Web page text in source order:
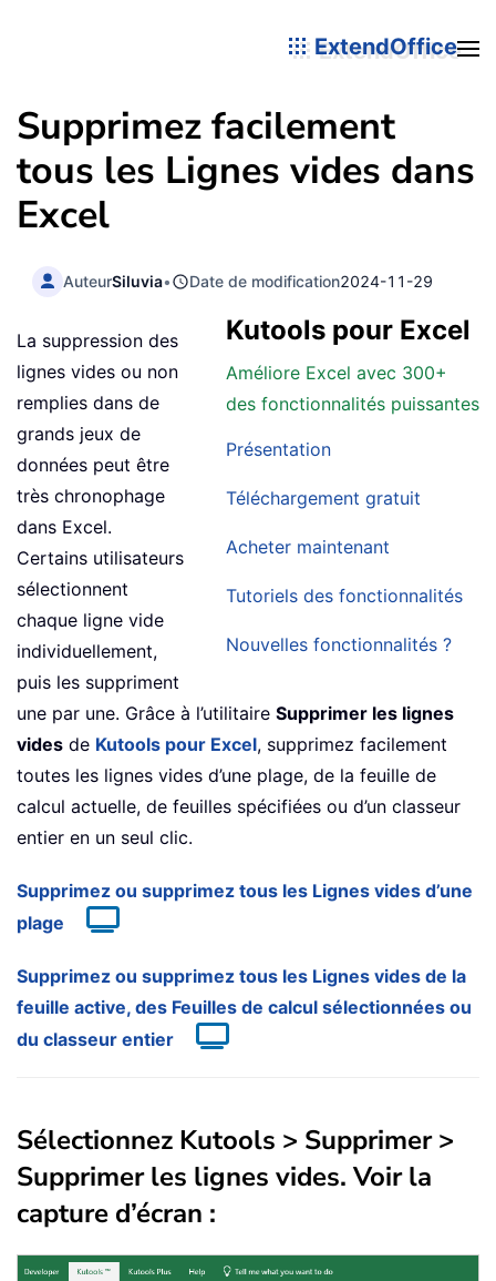
ExtendOffice
Supprimez facilement
tous les Lignes vides dans
Excel
AuteurSiluvia• Date de modification2024-11-29
Kutools pour Excel
Améliore Excel avec 300+
des fonctionnalités puissantes
Présentation
Téléchargement gratuit
Acheter maintenant
Tutoriels des fonctionnalités
Nouvelles fonctionnalités ?
La suppression des
lignes vides ou non
remplies dans de
grands jeux de
données peut être
très chronophage
dans Excel.
Certains utilisateurs
sélectionnent
chaque ligne vide
individuellement,
puis les suppriment
une par une. Grâce à l’utilitaire Supprimer les lignes
vides de Kutools pour Excel, supprimez facilement
toutes les lignes vides d’une plage, de la feuille de
calcul actuelle, de feuilles spécifiées ou d’un classeur
entier en un seul clic.
Supprimez ou supprimez tous les Lignes vides d’une
plage
Supprimez ou supprimez tous les Lignes vides de la
feuille active, des Feuilles de calcul sélectionnées ou
du classeur entier
Sélectionnez Kutools > Supprimer>
Supprimer les lignes vides. Voir la
capture d’écran :